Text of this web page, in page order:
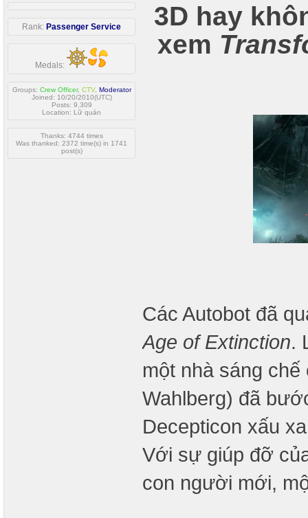
Rank: Passenger Service
Medals:
Groups: Crew Officer, CTV, Moderator
Joined: 10/20/2010(UTC)
Posts: 9,309
Location: Lữ quán
Thanks: 4744 times
Was thanked: 2372 time(s) in 1741
post(s)
3D hay
xem
Các Autobot đã
Age of Extinction.
một nhà sáng
Wahlberg) đã
Decepticon xấu
Với sự giúp đỡ
con người mới,